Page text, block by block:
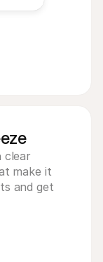
clear
make it
and get